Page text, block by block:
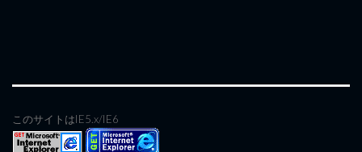
このサイトはIE5.x/IE6